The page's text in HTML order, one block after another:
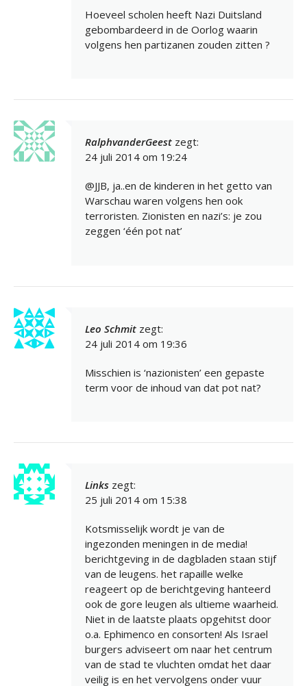
Hoeveel scholen heeft Nazi Duitsland
gebombardeerd in de Oorlog waarin
volgens hen partizanen zouden zitten ?
RalphvanderGeest zegt:
24 juli 2014 om 19:24
@JJB, ja..en de kinderen in het getto van
Warschau waren volgens hen ook
terroristen. Zionisten en nazi’s: je zou
zeggen ‘één pot nat’
Leo Schmit zegt:
24 juli 2014 om 19:36
Misschien is ‘nazionisten’ een gepaste
term voor de inhoud van dat pot nat?
Links zegt:
25 juli 2014 om 15:38
Kotsmisselijk wordt je van de
ingezonden meningen in de media!
berichtgeving in de dagbladen staan stijf
van de leugens. het rapaille welke
reageert op de berichtgeving hanteerd
ook de gore leugen als ultieme waarheid.
Niet in de laatste plaats opgehitst door
o.a. Ephimenco en consorten! Als Israel
burgers adviseert om naar het centrum
van de stad te vluchten omdat het daar
veilig is en het vervolgens onder vuur